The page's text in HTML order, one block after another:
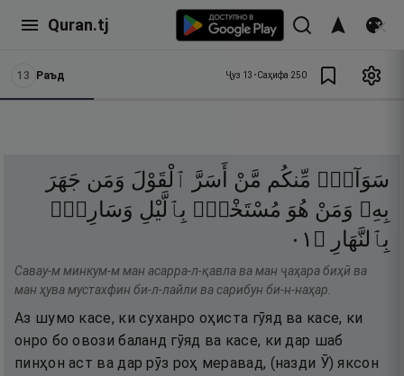
Quran.tj
13 Раъд Ҷуз 13 •Саҳифа 250
سَوَآءٌۭ مِّنكُم مَّنْ أَسَرَّ ٱلْقَوْلَ وَمَن جَهَرَ
بِهِۦ وَمَنْ هُوَ مُسْتَخْفٍۭ بِٱلَّيْلِ وَسَارِبٌۢ
بِٱلنَّهَارِ ۝ ١٠
Савау-м минкум-м ман асарра-л-қавла ва ман ҷаҳара биҳӣ ва
ман ҳува мустахфин би-л-лайли ва сарибун би-н-наҳар.
Аз шумо касе, ки суханро оҳиста гӯяд ва касе, ки
онро бо овози баланд гӯяд ва касе, ки дар шаб
пинҳон аст ва дар рӯз роҳ меравад, (назди Ӯ) яксон